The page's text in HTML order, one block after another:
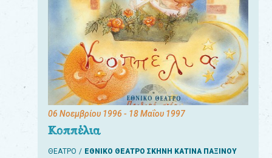
06 Νοεμβρίου 1996 - 18 Μαΐου 1997
Κοππέλια
ΘΕΑΤΡΟ ΕΘΝΙΚΟ ΘΕΑΤΡΟ ΣΚΗΝΗ ΚΑΤΙΝΑ ΠΑΞΙΝΟΥ